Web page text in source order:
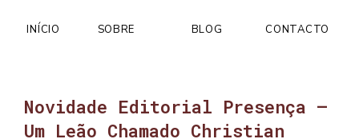
INÍCIO SOBRE BLOG CONTACTO
Novidade Editorial Presença –
Um Leão Chamado Christian